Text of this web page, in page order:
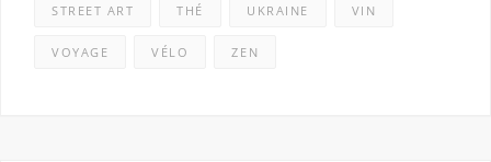
STREET ART THÉ UKRAINE VIN
VOYAGE VÉLO ZEN